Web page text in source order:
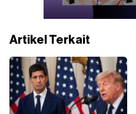
Artikel Terkait